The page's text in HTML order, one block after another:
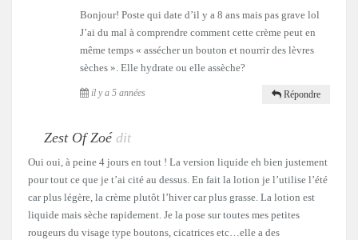
Bonjour! Poste qui date d’il y a 8 ans mais pas grave lol
J’ai du mal à comprendre comment cette crème peut en
même temps « assécher un bouton et nourrir des lèvres
sèches ». Elle hydrate ou elle assèche?
il y a 5 années Répondre
Zest Of Zoé dit
Oui oui, à peine 4 jours en tout ! La version liquide eh bien justement
pour tout ce que je t’ai cité au dessus. En fait la lotion je l’utilise l’été
car plus légère, la crème plutôt l’hiver car plus grasse. La lotion est
liquide mais sèche rapidement. Je la pose sur toutes mes petites
rougeurs du visage type boutons, cicatrices etc…elle a des